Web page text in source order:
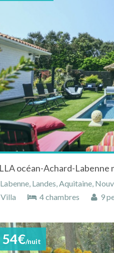
Labenne, Landes, Aquitaine,
Villa
4 chambres 9
54€/nuit